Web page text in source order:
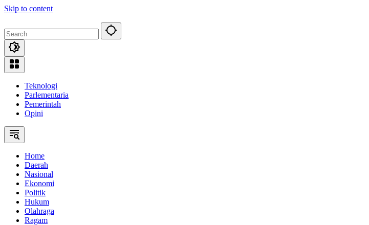
Skip to content
Teknologi
Parlementaria
Pemerintah
Opini
Home
Daerah
Nasional
Ekonomi
Politik
Hukum
Olahraga
Ragam